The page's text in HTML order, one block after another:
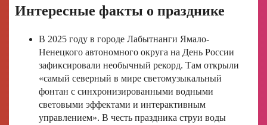
Интересные факты о празднике
В 2025 году в городе Лабытнанги Ямало-
Ненецкого автономного округа на День России
зафиксировали необычный рекорд. Там открыли
«самый северный в мире светомузыкальный
фонтан с синхронизированными водными
световыми эффектами и интерактивным
управлением». В честь праздника струи воды